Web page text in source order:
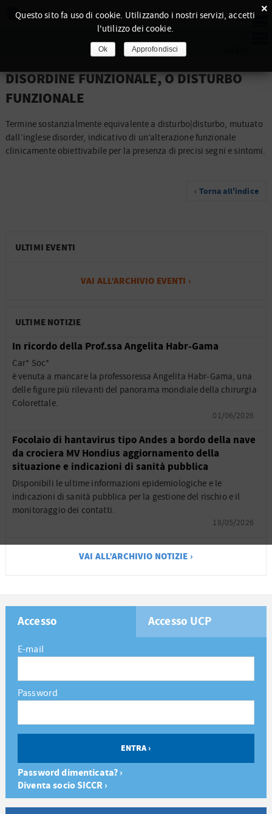
DISORDINE FUNZIONALE, O DISTURBO
FUNZIONALE
Termine sostanzialmente equivalente a disturbo|disturbo, mutuato
dall’inglese disorder, indicativo di un’alterazione funzionale
clinicamente obiettivabile per la presenza di precisi segni e sintomi.
‹ Torna all'indice
ULTIMI EVENTI
VAI ALL’ARCHIVIO EVENTI ›
ULTIME NOTIZIE
In ricordo della Prof.ssa Angelita Habr-Gama
Car* Soc*
è venuta a mancare la professoressa Angelita Habr-Gama, una
delle figure più rilevanti del panorama mondiale della chirurgia
Colorettale.
01/06/2026
Focolaio di hantavirus tipo Andes a bordo della nave
da crociera MV Hondius aggiornamento della
situazione e indicazioni di sanità pubblica
Disponibili le ultime informazioni epidemiologiche e le
indicazioni di sanità pubblica per la gestione del rischio e il
monitoraggio dei contatti.
18/05/2026
VAI ALL’ARCHIVIO NOTIZIE ›
Accesso Accesso UCP
E-mail
Password
Password dimenticata? ›
Diventa socio SICCR ›
×
Questo sito fa uso di cookie. Utilizzando i nostri servizi, accetti
l'utilizzo dei cookie.
Ok Approfondisci